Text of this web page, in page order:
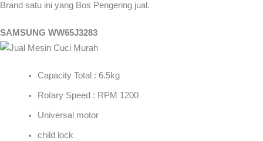
Brand satu ini yang Bos Pengering jual.
SAMSUNG WW65J3283
Capacity Total : 6.5kg
Rotary Speed : RPM 1200
Universal motor
child lock